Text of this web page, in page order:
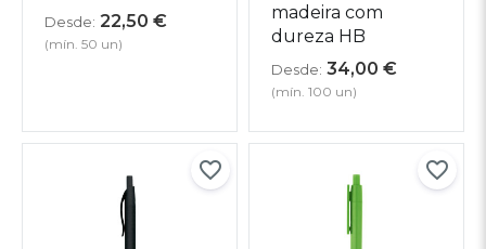
Desde: 22,50 €
(mín. 50 un)
madeira com
dureza HB
Desde: 34,00 €
(mín. 100 un)